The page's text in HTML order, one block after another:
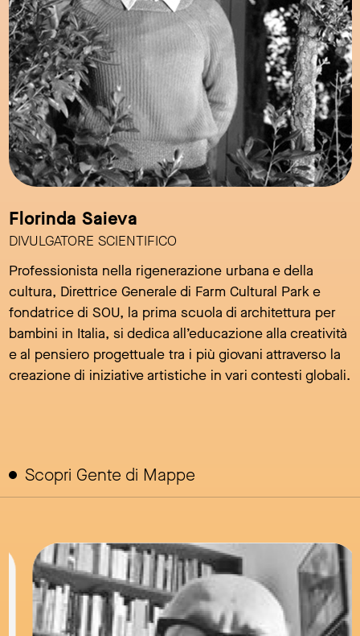
Florinda Saieva
DIVULGATORE SCIENTIFICO
Professionista nella rigenerazione urbana e della
cultura, Direttrice Generale di Farm Cultural Park e
fondatrice di SOU, la prima scuola di architettura per
bambini in Italia, si dedica all’educazione alla creatività
e al pensiero progettuale tra i più giovani attraverso la
creazione di iniziative artistiche in vari contesti globali.
Scopri Gente di Mappe